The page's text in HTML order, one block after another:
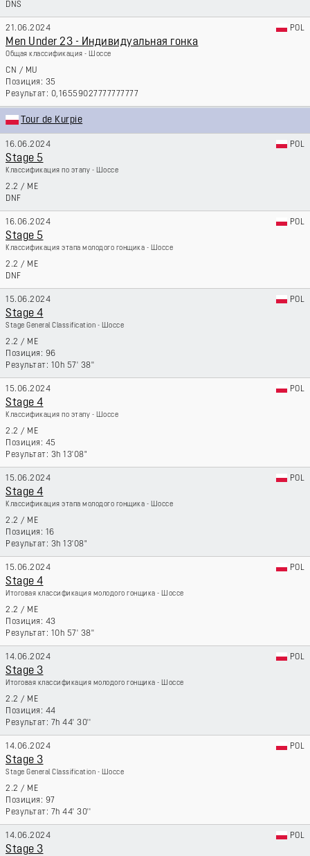
DNS
21.06.2024 POL
Men Under 23 - Индивидуальная гонка
Общая классификация - Шоссе
CN / MU
35
0,16559027777777777
Tour de Kurpie
16.06.2024 POL
Stage 5
Классификация по этапу - Шоссе
2.2 / ME
DNF
16.06.2024 POL
Stage 5
Классификация этапа молодого гонщика - Шоссе
2.2 / ME
DNF
15.06.2024 POL
Stage 4
Stage General Classification - Шоссе
2.2 / ME
96
10h 57' 38''
15.06.2024 POL
Stage 4
Классификация по этапу - Шоссе
2.2 / ME
45
3h 13'08"
15.06.2024 POL
Stage 4
Классификация этапа молодого гонщика - Шоссе
2.2 / ME
16
3h 13'08"
15.06.2024 POL
Stage 4
Итоговая классификация молодого гонщика - Шоссе
2.2 / ME
43
10h 57' 38''
14.06.2024 POL
Stage 3
Итоговая классификация молодого гонщика - Шоссе
2.2 / ME
44
7h 44' 30''
14.06.2024 POL
Stage 3
Stage General Classification - Шоссе
2.2 / ME
97
7h 44' 30''
14.06.2024 POL
Stage 3